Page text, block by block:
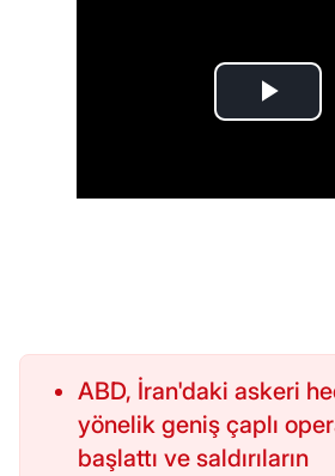
ABD, İran'daki askeri
yönelik geniş çaplı
başlattı ve saldırıların